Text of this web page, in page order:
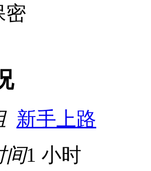
密
新手上路
间1 小时